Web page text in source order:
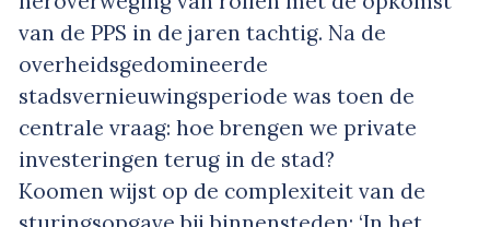
van de PPS in de jaren tachtig. Na de
overheidsgedomineerde
stadsvernieuwingsperiode was toen de
centrale vraag: hoe brengen we private
investeringen terug in de stad?
Koomen wijst op de complexiteit van de